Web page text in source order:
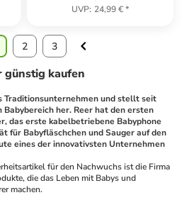
UVP: 24,99 €*
2 3
günstig kaufen
Traditionsunternehmen und stellt seit
her. Reer hat den ersten
das erste kabelbetriebene Babyphone
für Babyfläschchen und Sauger auf den
eines der innovativsten Unternehmen
für den Nachwuchs ist die Firma
die das Leben mit Babys und
machen.